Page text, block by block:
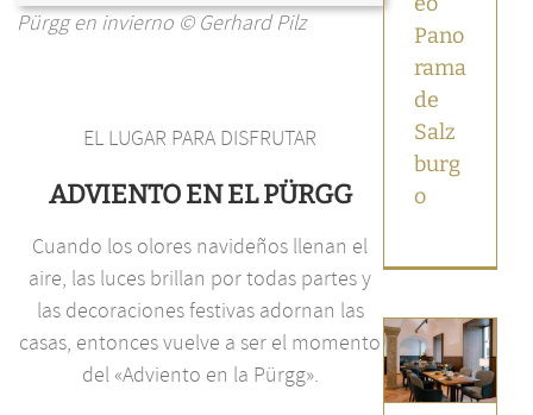
Pürgg en invierno © Gerhard Pilz
EL LUGAR PARA DISFRUTAR
ADVIENTO EN EL PÜRGG
Cuando los olores navideños llenan el
aire, las luces brillan por todas partes y
las decoraciones festivas adornan las
casas, entonces vuelve a ser el momento
del «Adviento en la Pürgg».
Pano
rama
de
Salz
burg
o
Un nuevo
disfrutar
en
IMLAUER